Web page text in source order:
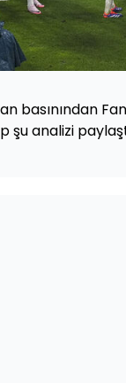
basınından
şu analizi